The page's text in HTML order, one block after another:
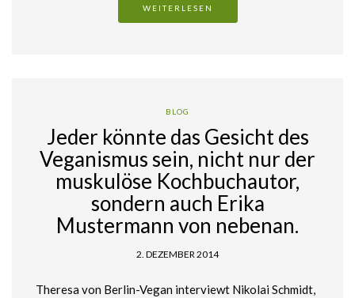
WEITERLESEN
BLOG
Jeder könnte das Gesicht des
Veganismus sein, nicht nur der
muskulöse Kochbuchautor,
sondern auch Erika
Mustermann von nebenan.
2. DEZEMBER 2014
Theresa von Berlin-Vegan interviewt Nikolai Schmidt,